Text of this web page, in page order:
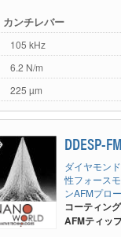
ンチレバー
105 kHz
6.2 N/m
225 µm
DDESP-FM
ダイヤモン
性フォース
ンAFMプロ
コーティン
AFMティッ